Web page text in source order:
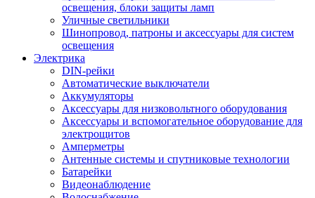
освещения, блоки защиты ламп
Уличные светильники
Шинопровод, патроны и аксессуары для систем
освещения
Электрика
DIN-рейки
Автоматические выключатели
Аккумуляторы
Аксессуары для низковольтного оборудования
Аксессуары и вспомогательное оборудование для
электрощитов
Амперметры
Антенные системы и спутниковые технологии
Батарейки
Видеонаблюдение